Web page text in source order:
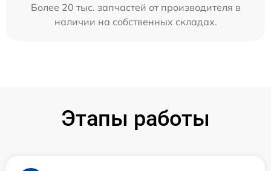
Более 20 тыс. запчастей от производителя в
наличии на собственных складах.
Этапы работы